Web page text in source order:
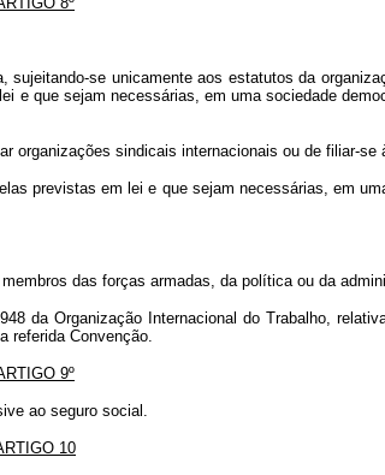
se unicamente aos estatutos da
que sejam necessárias, em uma sociedade
organizações sindicais internacionais ou de filiar-se
previstas em lei e que sejam necessárias, em
das forças armadas, da política ou da
da Organização Internacional do Trabalho,
referida Convenção.
9º
ao seguro social.
10